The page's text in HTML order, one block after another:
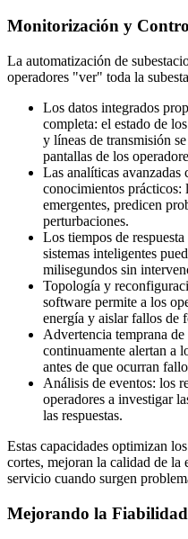
Monitorización y
La automatización de
operadores "ver" toda la
Los datos integrados
completa: el estado de
y líneas de transmisión
pantallas de los
Las analíticas avanzadas
conocimientos prácticos:
emergentes, predicen
perturbaciones.
Los tiempos de
sistemas inteligentes
milisegundos sin
Topología y
software permite a los
energía y aislar fallos de
Advertencia temprana
continuamente alertan a
antes de que ocurran
Análisis de eventos: los
operadores a investigar
las respuestas.
Estas capacidades optimizan
cortes, mejoran la calidad de la
servicio cuando surgen
Mejorando la Fiabilidad